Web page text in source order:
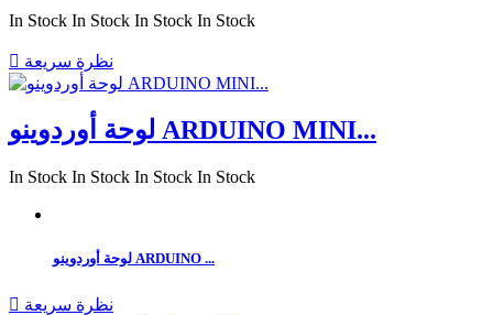
In Stock In Stock In Stock In Stock
 نظرة سريعة
لوحة أوردوينو ARDUINO MINI...
In Stock In Stock In Stock In Stock
لوحة أوردوينو ARDUINO ...
 نظرة سريعة